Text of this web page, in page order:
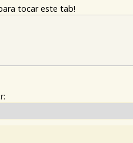
tocar este tab!